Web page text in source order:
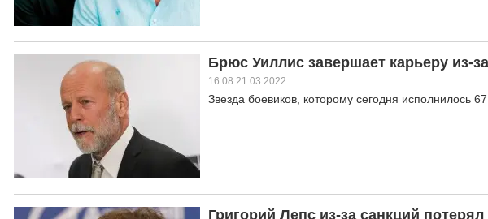
Брюс Уиллис завершает карьеру из-
16:08 21.03.2022
Звезда боевиков, которому сегодня исполнилось
Григорий Лепс из-за санкций